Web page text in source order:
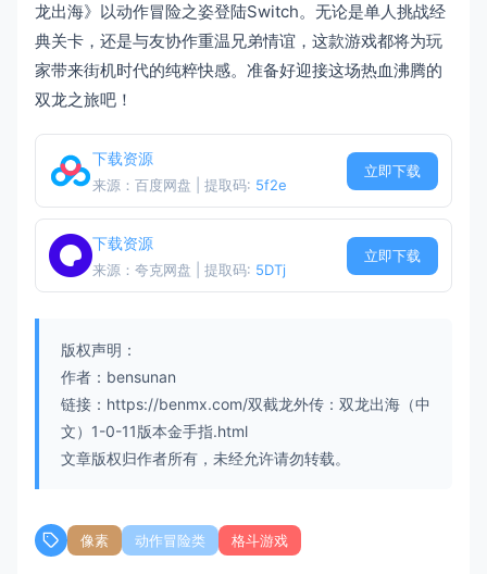
龙出海》以动作冒险之姿登陆Switch。无论是单人挑战经
典关卡，还是与友协作重温兄弟情谊，这款游戏都将为玩
家带来街机时代的纯粹快感。准备好迎接这场热血沸腾的
双龙之旅吧！
下载资源
来源：百度网盘 | 提取码: 5f2e
立即下载
下载资源
来源：夸克网盘 | 提取码: 5DTj
立即下载
版权声明：
作者：bensunan
链接：https://benmx.com/双截龙外传：双龙出海（中
文）1-0-11版本金手指.html
文章版权归作者所有，未经允许请勿转载。
像素 动作冒险类 格斗游戏